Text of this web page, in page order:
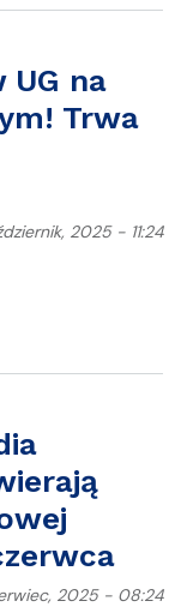
UG na
Trwa
2025 - 11:24
forum
2025 - 08:24